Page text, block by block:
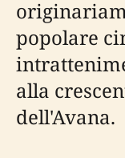
popolare
alla
dell'Avana.